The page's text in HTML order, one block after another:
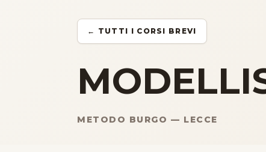
← TUTTI I CORSI BREVI
METODO BURGO — LECCE